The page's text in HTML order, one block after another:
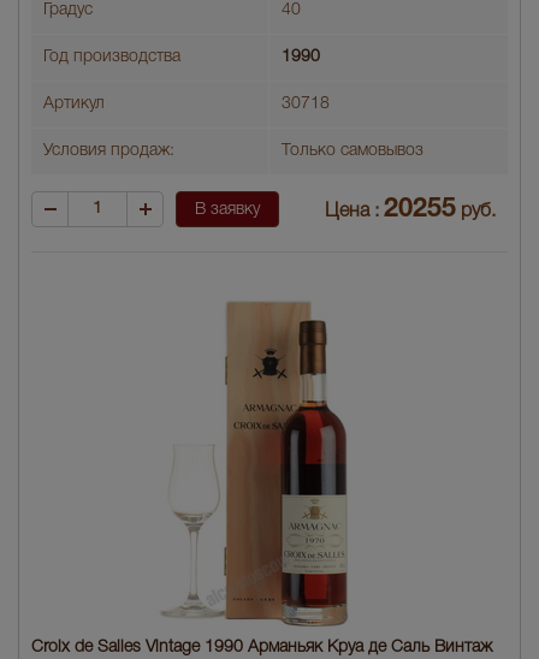
Градус 40
Год производства 1990
Артикул 30718
Условия продаж: Только самовывоз
В заявку Цена : 20255 руб.
Croix de Salles Vintage 1990 Арманьяк Круа де Саль Винтаж